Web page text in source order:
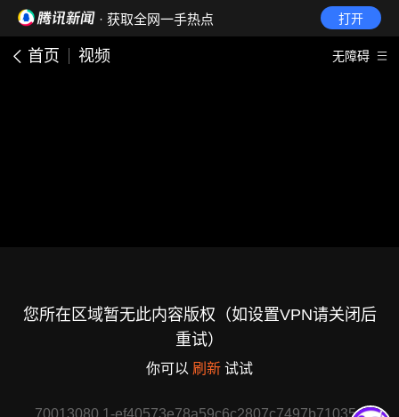
· 获取全网一手热点 打开
首页 视频 无障碍
您所在区域暂无此内容版权（如设置VPN请关闭后
重试）
你可以 刷新 试试
70013080.1-ef40573e78a59c6c2807c7497b71035e